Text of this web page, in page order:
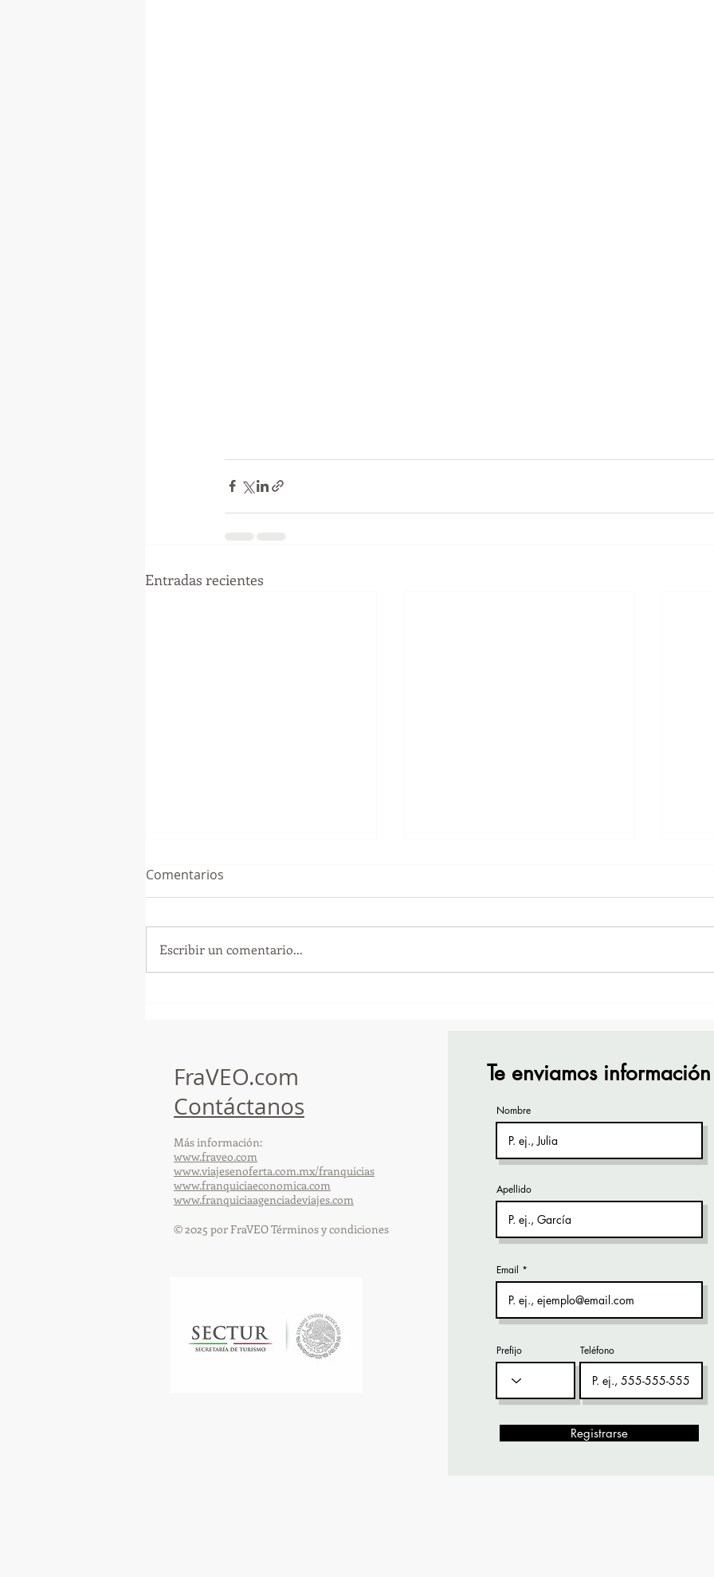
Entradas recientes
Comentarios
Escribir un comentario...
FraVEO.com
Contáctanos
Más información:
www.fraveo.com
www.viajesenoferta.com.mx/franquicias
www.franquiciaeconomica.com
www.franquiciaagenciadeviajes.com
© 2025 por FraVEO Términos y condiciones
Te enviamos información
Nombre
Apellido
Email
Prefijo Teléfono
Registrarse